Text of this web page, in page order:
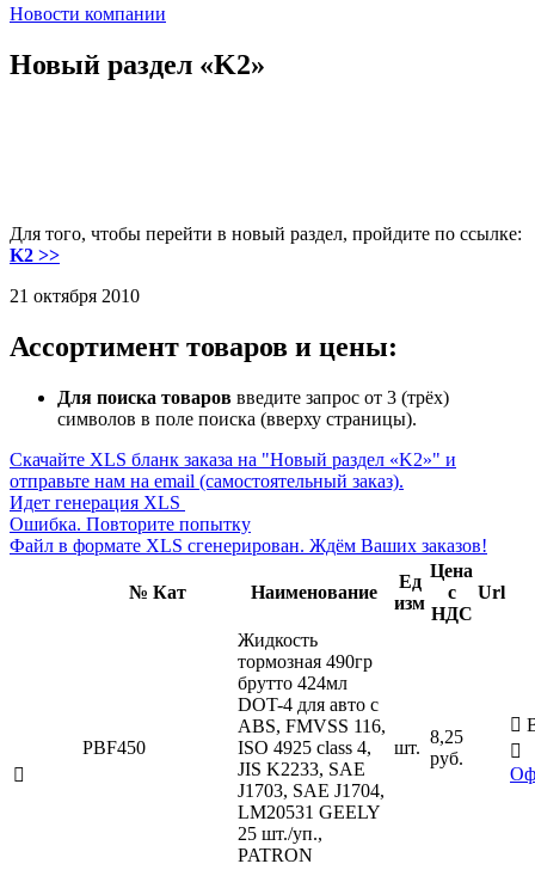
Новости компании
Новый раздел «K2»
Для того, чтобы перейти в новый раздел, пройдите по ссылке:
K2 >>
21 октября 2010
Ассортимент товаров и цены:
Для поиска товаров введите запрос от 3 (трёх)
символов в поле поиска (вверху страницы).
Скачайте XLS бланк заказа на "Новый раздел «K2»" и
отправьте нам на email (самостоятельный заказ).
Идет генерация XLS
Ошибка. Повторите попытку
Файл в формате XLS сгенерирован. Ждём Ваших заказов!
№ Кат Наименование
Ед
изм
Цена
с
НДС
Url

PBF450
Жидкость
тормозная 490гр
брутто 424мл
DOT-4 для авто c
ABS, FMVSS 116,
ISO 4925 class 4,
JIS K2233, SAE
J1703, SAE J1704,
LM20531 GEELY
25 шт./уп.,
PATRON
шт.
8,25
руб.

